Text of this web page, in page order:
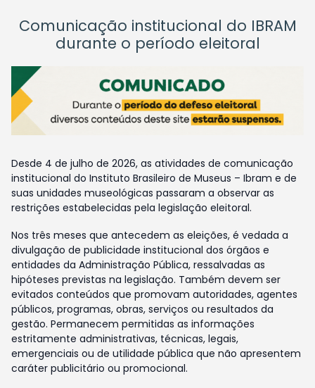
Comunicação institucional do IBRAM
durante o período eleitoral
Desde 4 de julho de 2026, as atividades de comunicação
institucional do Instituto Brasileiro de Museus – Ibram e de
suas unidades museológicas passaram a observar as
restrições estabelecidas pela legislação eleitoral.
Nos três meses que antecedem as eleições, é vedada a
divulgação de publicidade institucional dos órgãos e
entidades da Administração Pública, ressalvadas as
hipóteses previstas na legislação. Também devem ser
evitados conteúdos que promovam autoridades, agentes
públicos, programas, obras, serviços ou resultados da
gestão. Permanecem permitidas as informações
estritamente administrativas, técnicas, legais,
emergenciais ou de utilidade pública que não apresentem
caráter publicitário ou promocional.